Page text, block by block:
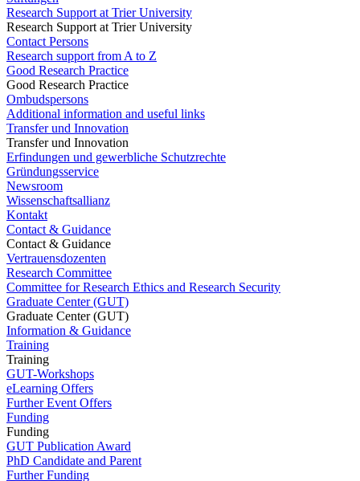
Research Support at Trier University
Research Support at Trier University
Contact Persons
Research support from A to Z
Good Research Practice
Good Research Practice
Ombudspersons
Additional information and useful links
Transfer und Innovation
Transfer und Innovation
Erfindungen und gewerbliche Schutzrechte
Gründungsservice
Newsroom
Wissenschaftsallianz
Kontakt
Contact & Guidance
Contact & Guidance
Vertrauensdozenten
Research Committee
Committee for Research Ethics and Research Security
Graduate Center (GUT)
Graduate Center (GUT)
Information & Guidance
Training
Training
GUT-Workshops
eLearning Offers
Further Event Offers
Funding
Funding
GUT Publication Award
PhD Candidate and Parent
Further Funding